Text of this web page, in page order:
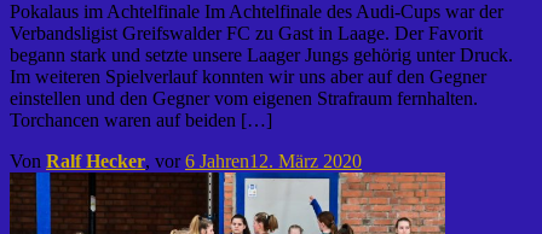
Pokalaus im Achtelfinale Im Achtelfinale des Audi-Cups war der
Verbandsligist Greifswalder FC zu Gast in Laage. Der Favorit
begann stark und setzte unsere Laager Jungs gehörig unter Druck.
Im weiteren Spielverlauf konnten wir uns aber auf den Gegner
einstellen und den Gegner vom eigenen Strafraum fernhalten.
Torchancen waren auf beiden […]
Von Ralf Hecker, vor6 Jahren12. März 2020